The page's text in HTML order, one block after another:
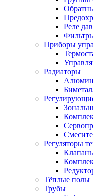
Реле
Приборы
Радиаторы
Регуляторы
Тёплые полы
Трубы